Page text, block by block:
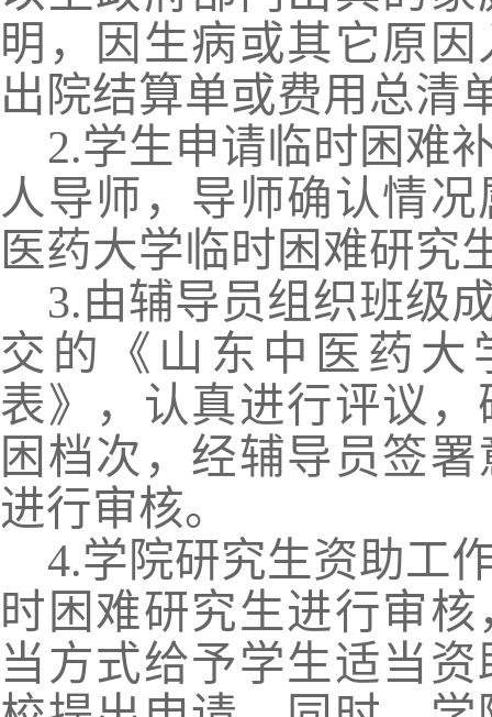
明，因生病或其它原
出院结算单或费用总清
2.学生申请临时困难
人导师，导师确认情
医药大学临时困难研究
3.由辅导员组织班级
交的《山东中医药
表》，认真进行评议
困档次，经辅导员签
进行审核。
4.学院研究生资助工
时困难研究生进行审
当方式给予学生适当